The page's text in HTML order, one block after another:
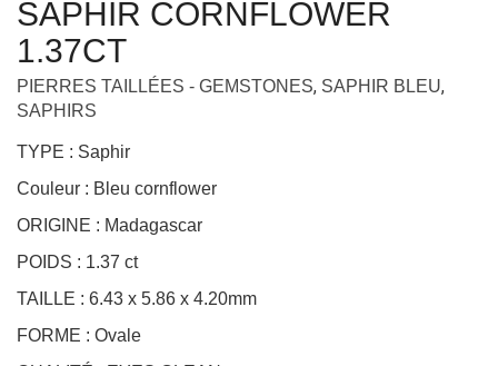
PIERRES TAILLÉES - GEMSTONES,SAPHIR BLEU
SAPHIRS
TYPE : Saphir
Couleur : Bleu cornflower
ORIGINE : Madagascar
POIDS : 1.37 ct
TAILLE : 6.43 x 5.86 x 4.20mm
FORME : Ovale
QUALITÉ : EYES CLEAN
TRAITEMENT : Non Chauffé – Unheated